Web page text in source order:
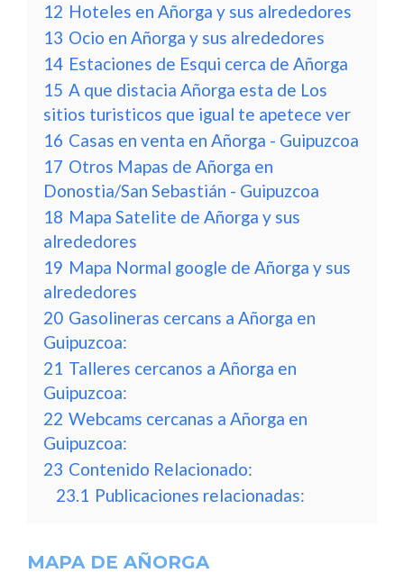
12 Hoteles en Añorga y sus alrededores
13 Ocio en Añorga y sus alrededores
14 Estaciones de Esqui cerca de Añorga
15 A que distacia Añorga esta de Los
sitios turisticos que igual te apetece ver
16 Casas en venta en Añorga - Guipuzcoa
17 Otros Mapas de Añorga en
Donostia/San Sebastián - Guipuzcoa
18 Mapa Satelite de Añorga y sus
alrededores
19 Mapa Normal google de Añorga y sus
alrededores
20 Gasolineras cercans a Añorga en
Guipuzcoa:
21 Talleres cercanos a Añorga en
Guipuzcoa:
22 Webcams cercanas a Añorga en
Guipuzcoa:
23 Contenido Relacionado:
23.1 Publicaciones relacionadas:
MAPA DE AÑORGA